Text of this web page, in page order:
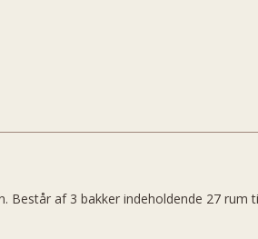
Består af 3 bakker indeholdende 27 rum